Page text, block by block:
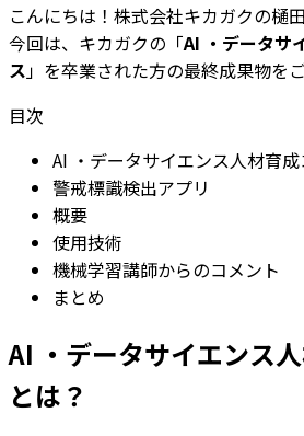
こんにちは！株式会社キカガクの樋
今回は、キカガクの「AI ・データサ
ス」を卒業された方の最終成果物をご
目次
AI ・データサイエンス人材育成
警戒標識検出アプリ
概要
使用技術
機械学習講師からのコメント
まとめ
AI ・データサイエンス
とは？